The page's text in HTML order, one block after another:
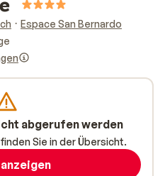
Espace San Bernardo
abgerufen werden
Sie in der Übersicht.